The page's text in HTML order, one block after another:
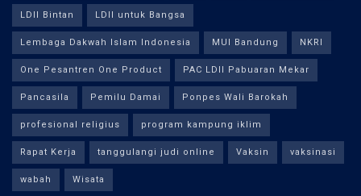
LDII Bintan LDII untuk Bangsa
Lembaga Dakwah Islam Indonesia MUI Bandung NKRI
One Pesantren One Product PAC LDII Pabuaran Mekar
Pancasila Pemilu Damai Ponpes Wali Barokah
profesional religius program kampung iklim
Rapat Kerja tanggulangi judi online Vaksin vaksinasi
wabah Wisata